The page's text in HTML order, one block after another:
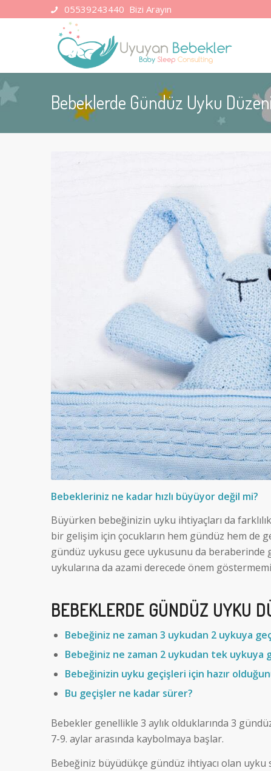
05539243440 Bizi Arayın
Bebeklerde Gündüz Uyku
Bebekleriniz ne kadar hızlı büyüyor değil mi?
Büyürken bebeğinizin uyku ihtiyaçları da
bir gelişim için çocukların hem gündüz hem de
gündüz uykusu gece uykusunu da
uykularına da azami derecede önem
BEBEKLERDE GÜNDÜZ UYKU
Bebeğiniz ne zaman 3 uykudan 2 uykuya
Bebeğiniz ne zaman 2 uykudan tek uykuya
Bebeğinizin uyku geçişleri için hazır
Bu geçişler ne kadar sürer?
Bebekler genellikle 3 aylık olduklarında 3
7-9. aylar arasında kaybolmaya başlar.
Bebeğiniz büyüdükçe gündüz ihtiyacı olan uyku